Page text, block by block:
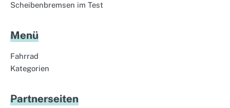
Scheibenbremsen im Test
Menü
Fahrrad
Kategorien
Partnerseiten